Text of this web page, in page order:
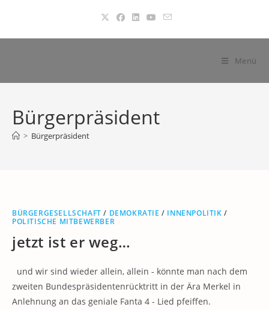
springen
Menü
Bürgerpräsident
> Bürgerpräsident
BÜRGERGESELLSCHAFT / DEMOKRATIE / INNENPOLITIK /
POLITISCHE MITBEWERBER
jetzt ist er weg…
und wir sind wieder allein, allein - könnte man nach dem
zweiten Bundespräsidentenrücktritt in der Ära Merkel in
Anlehnung an das geniale Fanta 4 - Lied pfeiffen.